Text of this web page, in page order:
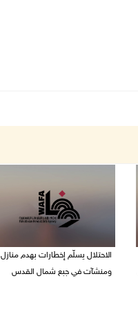
الاحتلال يسلّم إخطارات بهدم منازل
ومنشآت في جبع شمال القدس